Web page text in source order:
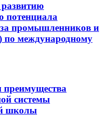
развитию
потенциала
промышленников и
международному
преимущества
системы
школы